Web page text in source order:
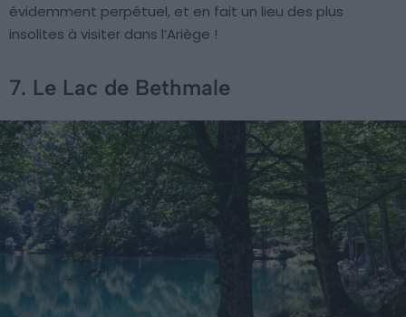
évidemment perpétuel, et en fait un lieu des plus
insolites à visiter dans l’Ariège !
7. Le Lac de Bethmale